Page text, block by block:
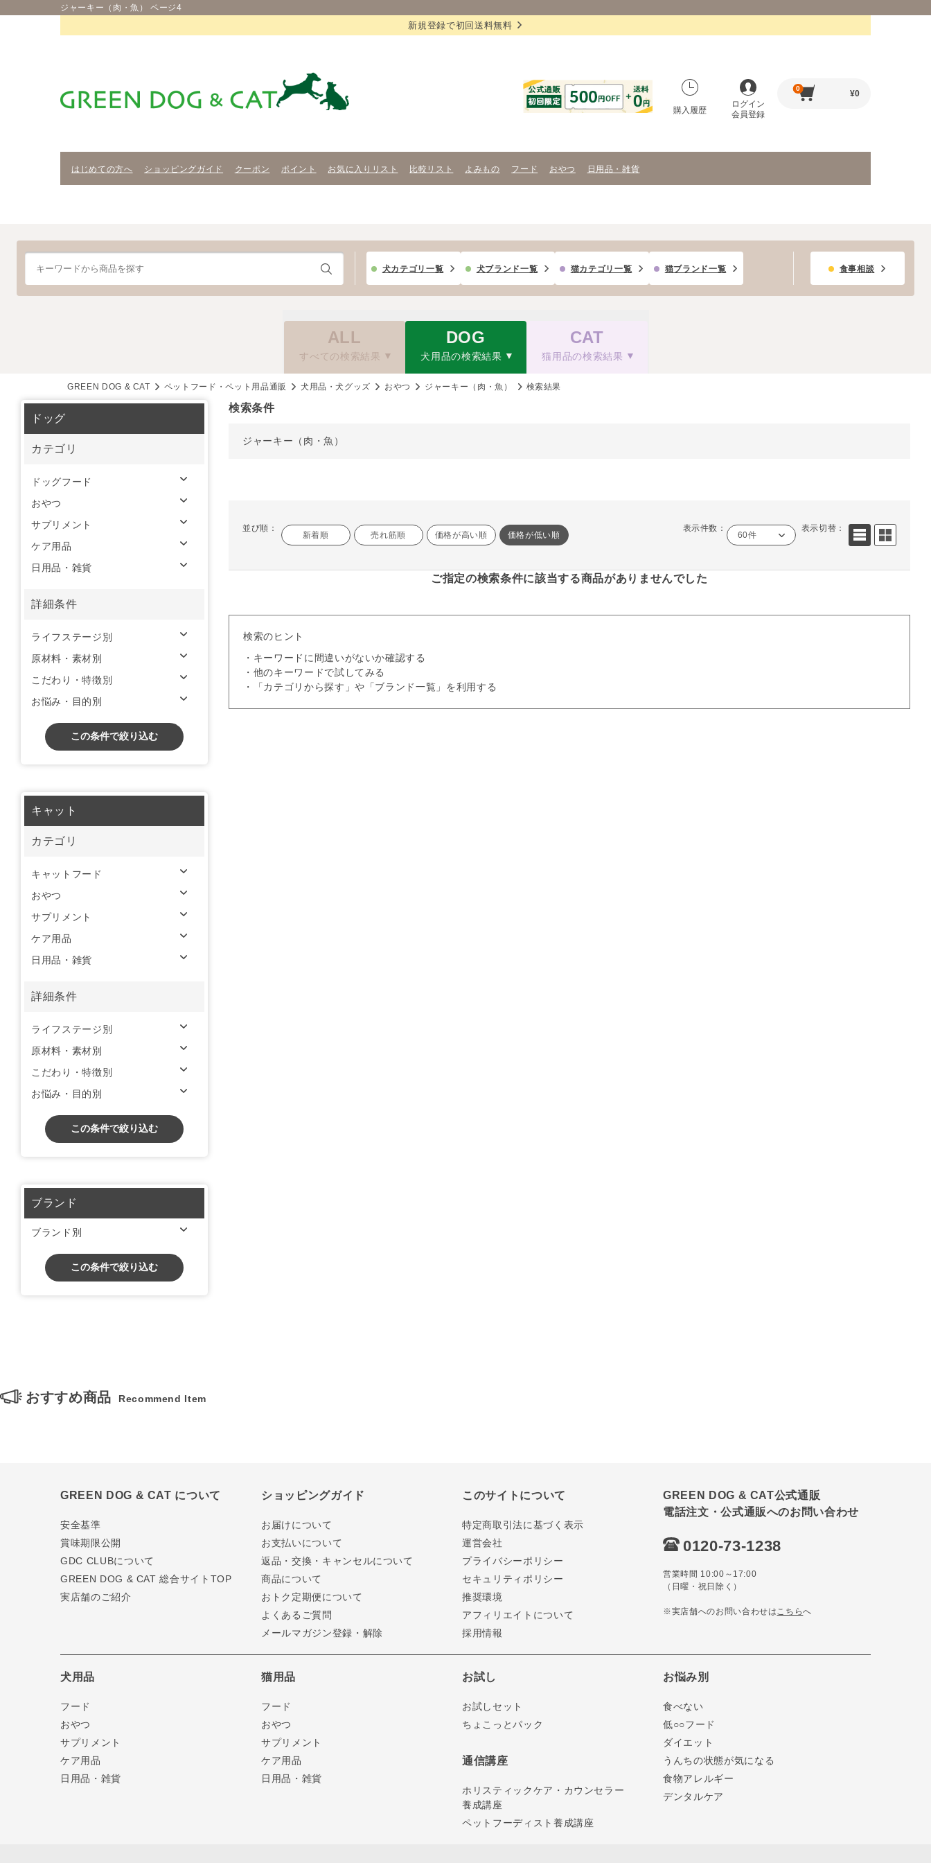
ジャーキー（肉・魚） ページ4
新規登録で初回送料無料
購入履歴
ログイン
会員登録
0
¥0
はじめての方へ ショッピングガイド クーポン ポイント お気に入りリスト 比較リスト よみもの フード おやつ 日用品・雑貨
犬カテゴリ一覧 犬ブランド一覧 猫カテゴリ一覧 猫ブランド一覧 食事相談
ALL
すべての検索結果
DOG
犬用品の検索結果
CAT
猫用品の検索結果
GREEN DOG & CAT ペットフード・ペット用品通販 犬用品・犬グッズ おやつ ジャーキー（肉・魚） 検索結果
検索条件
ジャーキー（肉・魚）
並び順：
新着順 売れ筋順 価格が高い順 価格が低い順
表示件数：
60件
表示切替：
ご指定の検索条件に該当する商品がありませんでした
検索のヒント
・キーワードに間違いがないか確認する
・他のキーワードで試してみる
・「カテゴリから探す」や「ブランド一覧」を利用する
ドッグ
カテゴリ
ドッグフード
おやつ
サプリメント
ケア用品
日用品・雑貨
詳細条件
ライフステージ別
原材料・素材別
こだわり・特徴別
お悩み・目的別
この条件で絞り込む
キャット
カテゴリ
キャットフード
おやつ
サプリメント
ケア用品
日用品・雑貨
詳細条件
ライフステージ別
原材料・素材別
こだわり・特徴別
お悩み・目的別
この条件で絞り込む
ブランド
ブランド別
この条件で絞り込む
おすすめ商品 Recommend Item
GREEN DOG & CAT について
安全基準
賞味期限公開
GDC CLUBについて
GREEN DOG & CAT 総合サイトTOP
実店舗のご紹介
ショッピングガイド
お届けについて
お支払いについて
返品・交換・キャンセルについて
商品について
おトク定期便について
よくあるご質問
メールマガジン登録・解除
このサイトについて
特定商取引法に基づく表示
運営会社
プライバシーポリシー
セキュリティポリシー
推奨環境
アフィリエイトについて
採用情報
GREEN DOG & CAT公式通販
電話注文・公式通販へのお問い合わせ
0120-73-1238
営業時間 10:00～17:00
（日曜・祝日除く）
※実店舗へのお問い合わせはこちらへ
犬用品
フード
おやつ
サプリメント
ケア用品
日用品・雑貨
猫用品
フード
おやつ
サプリメント
ケア用品
日用品・雑貨
お試し
お試しセット
ちょこっとパック
通信講座
ホリスティックケア・カウンセラー
養成講座
ペットフーディスト養成講座
お悩み別
食べない
低○○フード
ダイエット
うんちの状態が気になる
食物アレルギー
デンタルケア